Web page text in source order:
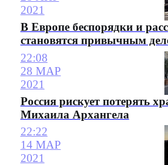
2021
В Европе беспорядки и
становятся привычным
22:08
28 МАР
2021
Россия рискует потерять
Михаила Архангела
22:22
14 МАР
2021